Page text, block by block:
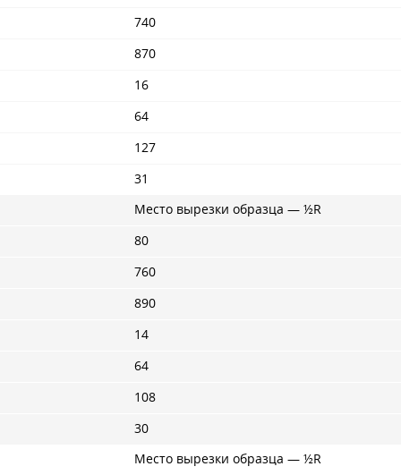
740
870
16
64
127
31
Место вырезки образца — ½R
80
760
890
14
64
108
30
Место вырезки образца — ½R